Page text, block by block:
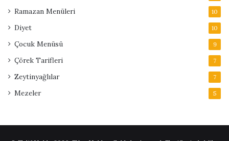
Ramazan Menüleri 10
Diyet 10
Çocuk Menüsü 9
Çörek Tarifleri 7
Zeytinyağlılar 7
Mezeler 5